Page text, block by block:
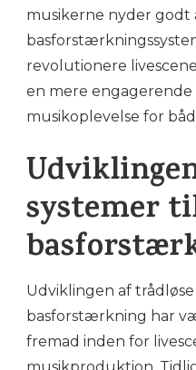
musikerne nyder godt
revolutionere
en mere
musikoplevelse for
systemer
Udviklingen af trådløse
basforstærkning har
fremad inden for